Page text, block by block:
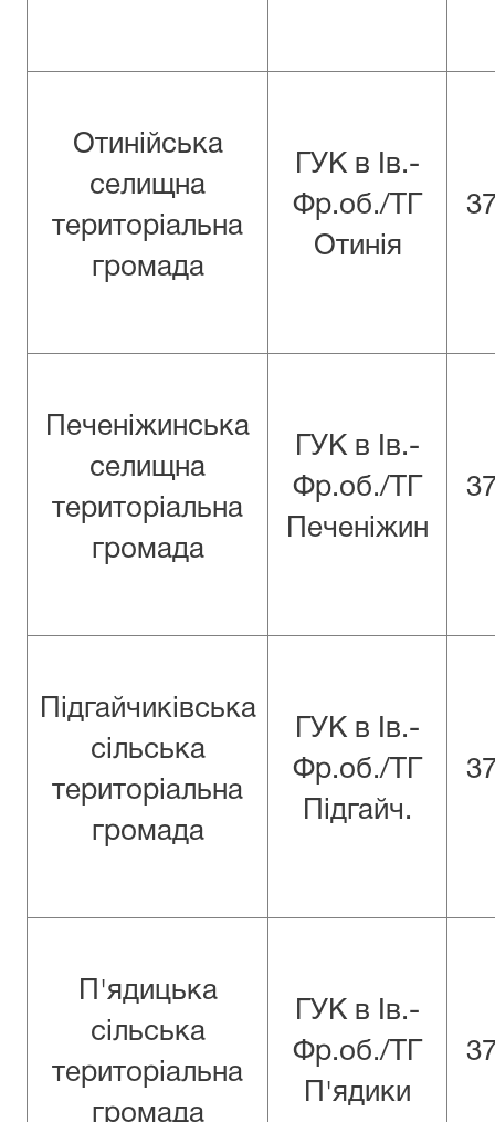
Отинійська
селищна
територіальна
громада
ГУК в Iв.-
Фр.об./ТГ
Отинія
Печеніжинська
селищна
територіальна
громада
ГУК в Iв.-
Фр.об./ТГ
Печеніжин
Підгайчиківська
сільська
територіальна
громада
ГУК в Iв.-
Фр.об./ТГ
Підгайч.
П'ядицька
сільська
територіальна
громада
ГУК в Iв.-
Фр.об./ТГ
П'ядики